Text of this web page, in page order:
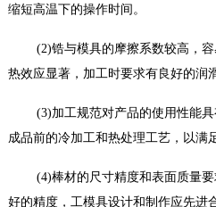
缩短高温下的操作时间。
(2)锆与模具的摩擦系数较高，
热效应显著，加工时要求有良好的润
(3)加工规范对产品的使用性能
成品前的冷加工和热处理工艺，以满
(4)棒材的尺寸精度和表面质量
好的精度，工模具设计和制作应先进